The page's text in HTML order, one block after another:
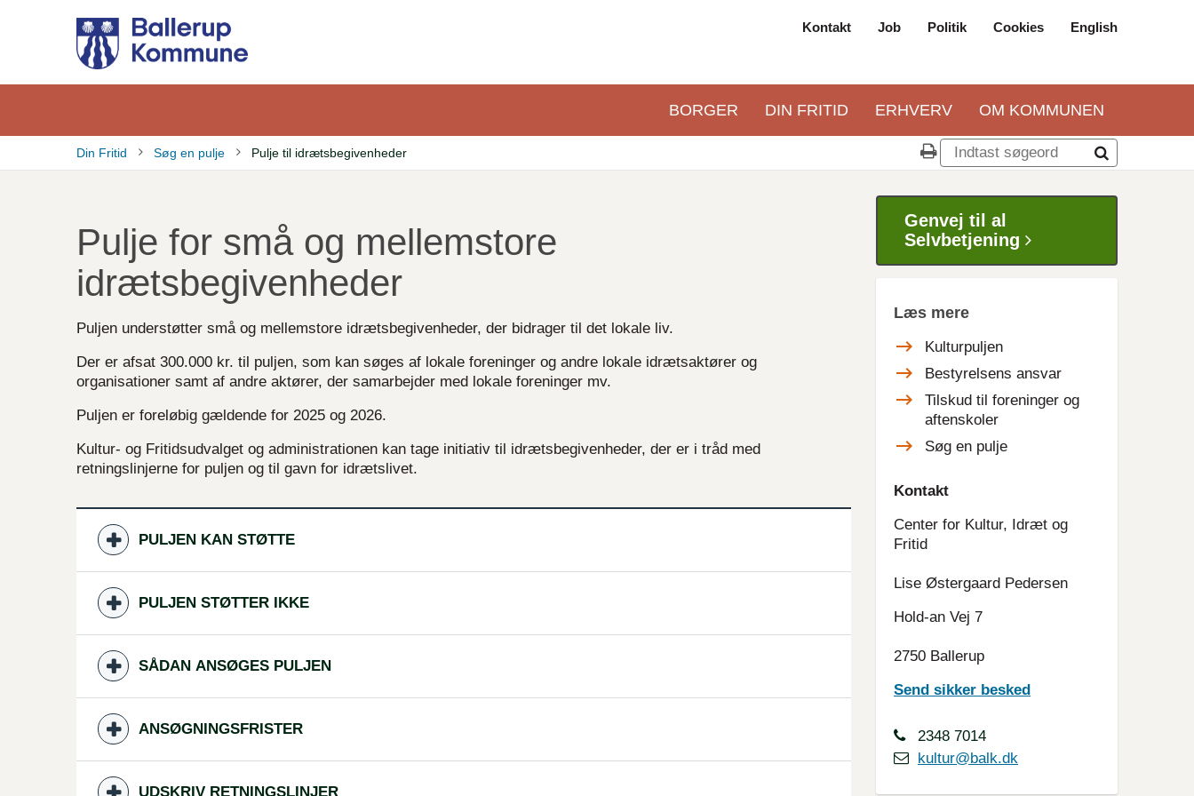
hovedindhold
navigation
Kontakt Job Politik Cookies English
Primær
BORGER DIN FRITID ERHVERV OM KOMMUNEN
Din Fritid Søg en pulje Pulje til idrætsbegivenheder
Pulje for små og mellemstore
idrætsbegivenheder
Puljen understøtter små og mellemstore idrætsbegivenheder, der bidrager til det lokale liv.
Der er afsat 300.000 kr. til puljen, som kan søges af lokale foreninger og andre lokale idrætsaktører og
organisationer samt af andre aktører, der samarbejder med lokale foreninger mv.
Puljen er foreløbig gældende for 2025 og 2026.
Kultur- og Fritidsudvalget og administrationen kan tage initiativ til idrætsbegivenheder, der er i tråd med
retningslinjerne for puljen og til gavn for idrætslivet.
PULJEN KAN STØTTE
PULJEN STØTTER IKKE
SÅDAN ANSØGES PULJEN
ANSØGNINGSFRISTER
UDSKRIV RETNINGSLINJER
Genvej til al
Selvbetjening
Læs mere
Kulturpuljen
Bestyrelsens ansvar
Tilskud til foreninger og
aftenskoler
Søg en pulje
Kontakt
Center for Kultur, Idræt og
Fritid
Lise Østergaard Pedersen
Hold-an Vej 7
2750 Ballerup
Send sikker besked
2348 7014
kultur@balk.dk